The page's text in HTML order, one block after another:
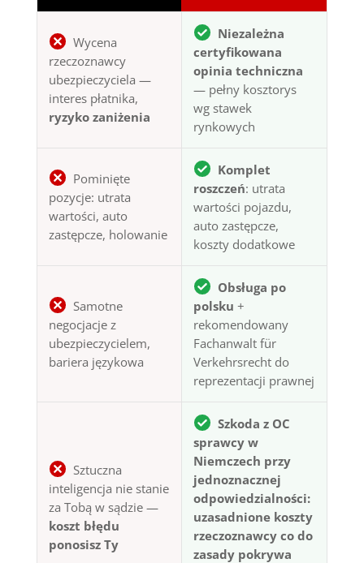
Wycena
rzeczoznawcy
ubezpieczyciela —
interes płatnika,
ryzyko zaniżenia
Niezależna
certyfikowana
opinia techniczna
— pełny kosztorys
wg stawek
rynkowych
Pominięte
pozycje: utrata
wartości, auto
zastępcze, holowanie
Komplet
roszczeń: utrata
wartości pojazdu,
auto zastępcze,
koszty dodatkowe
Samotne
negocjacje z
ubezpieczycielem,
bariera językowa
Obsługa po
polsku +
rekomendowany
Fachanwalt für
Verkehrsrecht do
reprezentacji prawnej
Sztuczna
inteligencja nie stanie
za Tobą w sądzie —
koszt błędu
ponosisz Ty
Szkoda z OC
sprawcy w
Niemczech przy
jednoznacznej
odpowiedzialności:
uzasadnione koszty
rzeczoznawcy co do
zasady pokrywa